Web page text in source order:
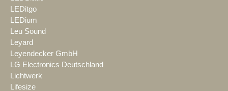
LEDitgo
LEDium
Leu Sound
Leyard
Leyendecker GmbH
LG Electronics Deutschland
Lichtwerk
Lifesize